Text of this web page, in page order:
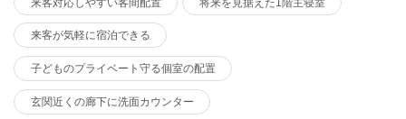
来客が気軽に宿泊できる
子どものプライベート守る個室の配置
玄関近くの廊下に洗面カウンター